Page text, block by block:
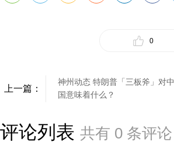
0
上一篇：
神州动态 特朗普「三板斧」对中
国意味着什么？
评论列表 共有 0 条评论